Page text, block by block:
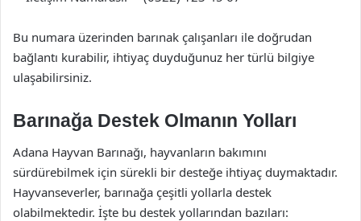
Bu numara üzerinden barınak çalışanları ile doğrudan
bağlantı kurabilir, ihtiyaç duyduğunuz her türlü bilgiye
ulaşabilirsiniz.
Barınağa Destek Olmanın Yolları
Adana Hayvan Barınağı, hayvanların bakımını
sürdürebilmek için sürekli bir desteğe ihtiyaç duymaktadır.
Hayvanseverler, barınağa çeşitli yollarla destek
olabilmektedir. İşte bu destek yollarından bazıları: